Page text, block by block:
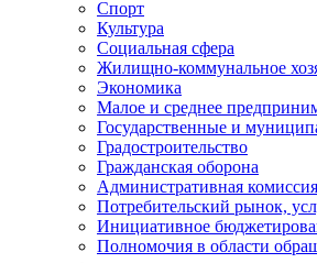
Спорт
Культура
Социальная сфера
Жилищно-коммунальное
Экономика
Малое и среднее
Государственные и
Градостроительство
Гражданская оборона
Административная комиссия
Потребительский рынок,
Инициативное
Полномочия в области